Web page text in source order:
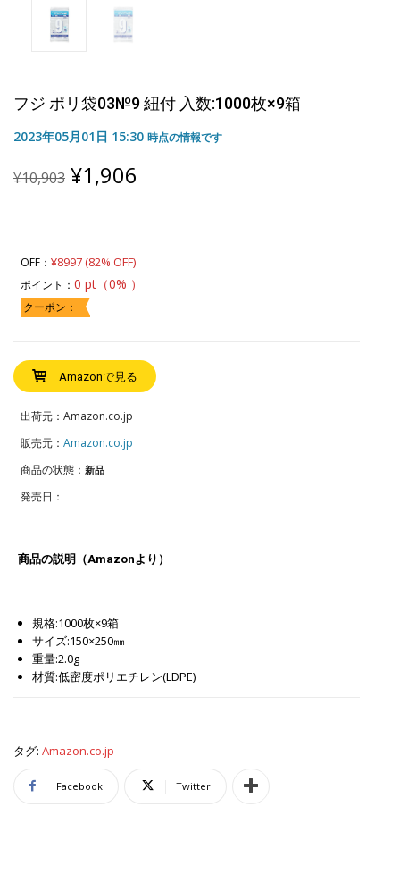
フジ ポリ袋03№9 紐付 入数:1000枚×9箱
2023年05月01日 15:30 時点の情報です
¥10,903 Original
price
¥1,906
OFF： ¥8997 (82% OFF)
ポイント： 0 pt（0% ）
クーポン：
Amazonで見る
出荷元：Amazon.co.jp
販売元： Amazon.co.jp
商品の状態： 新品
発売日：
商品の説明（Amazonより）
規格:1000枚×9箱
サイズ:150×250㎜
重量:2.0g
材質:低密度ポリエチレン(LDPE)
タグ: Amazon.co.jp
Facebook Twitter